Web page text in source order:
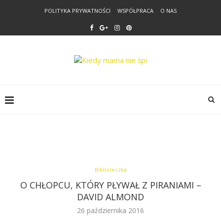
POLITYKA PRYWATNOŚCI WSPÓŁPRACA O NAS
Biblioteczka
O CHŁOPCU, KTÓRY PŁYWAŁ Z PIRANIAMI –
DAVID ALMOND
26 października 2016